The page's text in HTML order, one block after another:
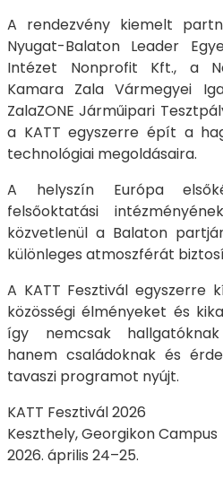
A rendezvény kiemelt
Nyugat-Balaton Leader
Intézet Nonprofit Kft., a
Kamara Zala Vármegyei
ZalaZONE Járműipari
a KATT egyszerre épít a
technológiai megoldásaira.
A helyszín Európa
felsőoktatási
közvetlenül a Balaton
különleges atmoszférát
A KATT Fesztivál egyszerre
közösségi élményeket és
így nemcsak
hanem családoknak és
tavaszi programot nyújt.
KATT Fesztivál 2026
Keszthely, Georgikon Campus
2026. április 24–25.